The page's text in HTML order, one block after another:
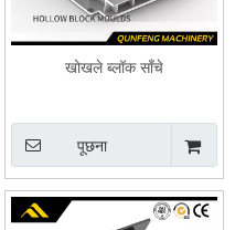
खोखले ब्लॉक साँचे
पूछना